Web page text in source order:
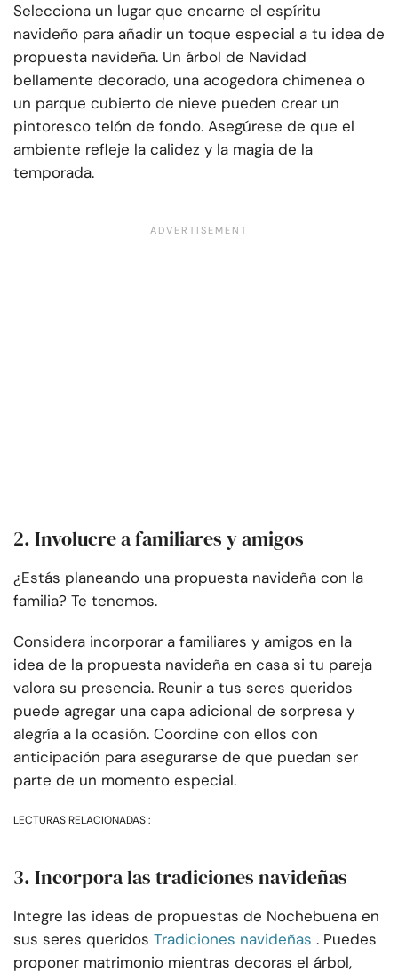
Selecciona un lugar que encarne el espíritu
navideño para añadir un toque especial a tu idea de
propuesta navideña. Un árbol de Navidad
bellamente decorado, una acogedora chimenea o
un parque cubierto de nieve pueden crear un
pintoresco telón de fondo. Asegúrese de que el
ambiente refleje la calidez y la magia de la
temporada.
2. Involucre a familiares y amigos
¿Estás planeando una propuesta navideña con la
familia? Te tenemos.
Considera incorporar a familiares y amigos en la
idea de la propuesta navideña en casa si tu pareja
valora su presencia. Reunir a tus seres queridos
puede agregar una capa adicional de sorpresa y
alegría a la ocasión. Coordine con ellos con
anticipación para asegurarse de que puedan ser
parte de un momento especial.
LECTURAS RELACIONADAS :
3. Incorpora las tradiciones navideñas
Integre las ideas de propuestas de Nochebuena en
sus seres queridos Tradiciones navideñas . Puedes
proponer matrimonio mientras decoras el árbol,